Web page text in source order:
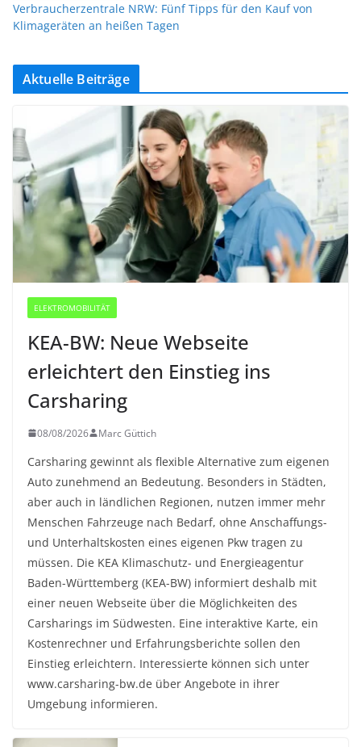
Verbraucherzentrale NRW: Fünf Tipps für den Kauf von
Klimageräten an heißen Tagen
Aktuelle Beiträge
ELEKTROMOBILITÄT
KEA-BW: Neue Webseite
erleichtert den Einstieg ins
Carsharing
08/08/2026 Marc Güttich
Carsharing gewinnt als flexible Alternative zum eigenen
Auto zunehmend an Bedeutung. Besonders in Städten,
aber auch in ländlichen Regionen, nutzen immer mehr
Menschen Fahrzeuge nach Bedarf, ohne Anschaffungs-
und Unterhaltskosten eines eigenen Pkw tragen zu
müssen. Die KEA Klimaschutz- und Energieagentur
Baden-Württemberg (KEA-BW) informiert deshalb mit
einer neuen Webseite über die Möglichkeiten des
Carsharings im Südwesten. Eine interaktive Karte, ein
Kostenrechner und Erfahrungsberichte sollen den
Einstieg erleichtern. Interessierte können sich unter
www.carsharing-bw.de über Angebote in ihrer
Umgebung informieren.